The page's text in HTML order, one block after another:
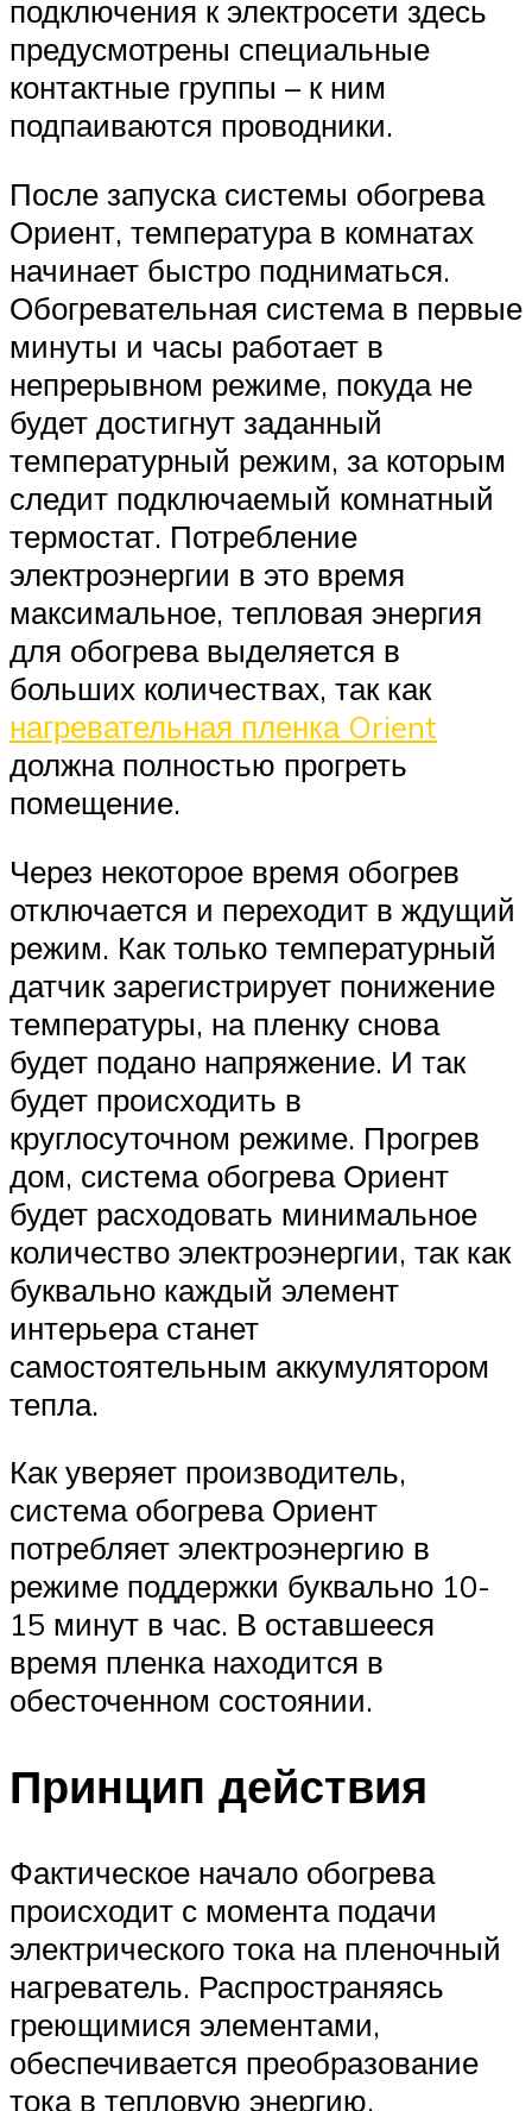
подключения к электросети здесь
предусмотрены специальные
контактные группы – к ним
подпаиваются проводники.
После запуска системы обогрева
Ориент, температура в комнатах
начинает быстро подниматься.
Обогревательная система в первые
минуты и часы работает в
непрерывном режиме, покуда не
будет достигнут заданный
температурный режим, за которым
следит подключаемый комнатный
термостат. Потребление
электроэнергии в это время
максимальное, тепловая энергия
для обогрева выделяется в
больших количествах, так как
нагревательная пленка Orient
должна полностью прогреть
помещение.
Через некоторое время обогрев
отключается и переходит в ждущий
режим. Как только температурный
датчик зарегистрирует понижение
температуры, на пленку снова
будет подано напряжение. И так
будет происходить в
круглосуточном режиме. Прогрев
дом, система обогрева Ориент
будет расходовать минимальное
количество электроэнергии, так как
буквально каждый элемент
интерьера станет
самостоятельным аккумулятором
тепла.
Как уверяет производитель,
система обогрева Ориент
потребляет электроэнергию в
режиме поддержки буквально 10-
15 минут в час. В оставшееся
время пленка находится в
обесточенном состоянии.
Принцип действия
Фактическое начало обогрева
происходит с момента подачи
электрического тока на пленочный
нагреватель. Распространяясь
греющимися элементами,
обеспечивается преобразование
тока в тепловую энергию.